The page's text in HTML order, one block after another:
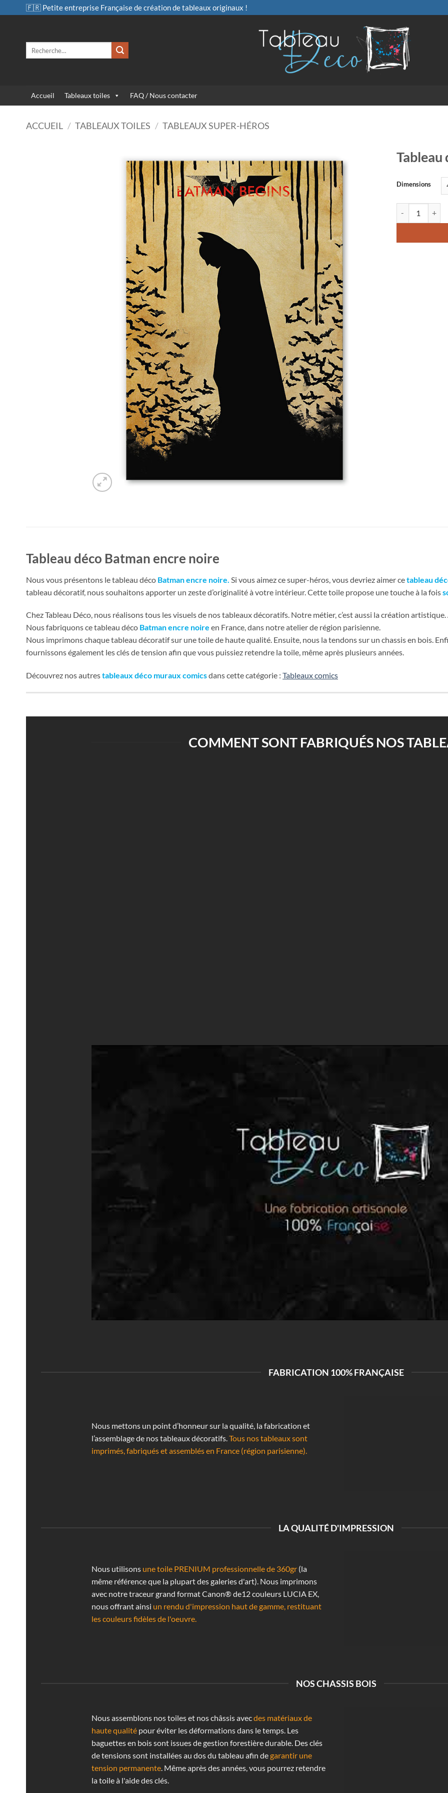
au
🇫🇷 Petite entreprise Française de création de tableaux originaux !
Accueil Tableaux toiles FAQ / Nous contacter
ACCUEIL / TABLEAUX TOILES / TABLEAUX SUPER-HÉROS
Tableau
Dimensions
Tableau déco Batman encre noire
Nous vous présentons le tableau déco Batman encre noire Si vous aimez ce super-héros, vous devriez aimer cetableau
tableau décoratif, nous souhaitons apporter un zeste d’originalité à votre intérieur. Cette toile propose une touche à la fois
Chez Tableau Déco, nous réalisons tous les visuels de nos tableaux décoratifs. Notre métier, c’est aussi la création
Nous fabriquons ce tableau déco Batman encre noire en France, dans notre atelier de région parisienne.
Nous imprimons chaque tableau décoratif sur une toile de haute qualité. Ensuite, nous la tendons sur un chassis en bois.
fournissons également les clés de tension afin que vous puissiez retendre la toile, même après plusieurs années.
Découvrez nos autrestableaux déco muraux comicsdans cette catégorie : Tableaux comics
COMMENT SONT FABRIQUÉS NOS
FABRICATION 100% FRANÇAISE
Nous mettons un point d’honneur sur la qualité, la fabrication et
l’assemblage de nos tableaux décoratifs.Tous nos tableaux sont
imprimés, fabriqués et assemblés en France (région parisienne).
LA QUALITÉ D'IMPRESSION
Nous utilisonsune toile PRENIUM professionnelle de 360gr(la
même référence que la plupart des galeries d'art). Nous imprimons
avec notre traceur grand format Canon® de12 couleurs LUCIA EX,
nous offrant ainsi un rendu d'impression haut de gamme, restituant
les couleurs fidèles de l'oeuvre.
NOS CHASSIS BOIS
Nous assemblons nos toiles et nos châssis avecdes matériaux de
haute qualitépour éviter les déformations dans le temps. Les
baguettes en bois sont issues de gestion forestière durable. Des clés
de tensions sont installées au dos du tableau afin degarantir une
tension permanente. Même après des années, vous pourrez retendre
la toile à l'aide des clés.